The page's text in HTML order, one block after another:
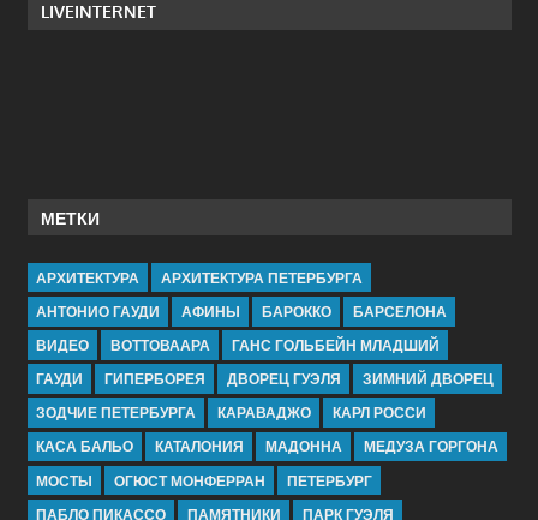
LIVEINTERNET
МЕТКИ
АРХИТЕКТУРА
АРХИТЕКТУРА ПЕТЕРБУРГА
АНТОНИО ГАУДИ
АФИНЫ БАРОККО
БАРСЕЛОНА
ВИДЕО
ВОТТОВААРА
ГАНС ГОЛЬБЕЙН МЛАДШИЙ
ГАУДИ
ГИПЕРБОРЕЯ ДВОРЕЦ ГУЭЛЯ
ЗИМНИЙ ДВОРЕЦ
ЗОДЧИЕ ПЕТЕРБУРГА
КАРАВАДЖО
КАРЛ РОССИ
КАСА БАЛЬО
КАТАЛОНИЯ МАДОННА
МЕДУЗА ГОРГОНА
МОСТЫ
ОГЮСТ МОНФЕРРАН
ПЕТЕРБУРГ
ПАБЛО ПИКАССО
ПАМЯТНИКИ ПАРК ГУЭЛЯ